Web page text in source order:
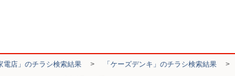
電店」のチラシ検索結果 > 「ケーズデンキ」のチラシ検索結果 >